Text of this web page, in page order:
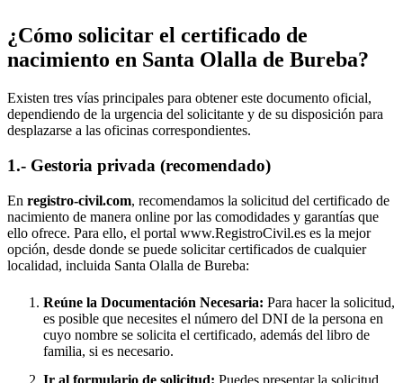
¿Cómo solicitar el certificado de
nacimiento en Santa Olalla de Bureba?
Existen tres vías principales para obtener este documento oficial,
dependiendo de la urgencia del solicitante y de su disposición para
desplazarse a las oficinas correspondientes.
1.- Gestoria privada (recomendado)
En registro-civil.com, recomendamos la solicitud del certificado de
nacimiento de manera online por las comodidades y garantías que
ello ofrece. Para ello, el portal www.RegistroCivil.es es la mejor
opción, desde donde se puede solicitar certificados de cualquier
localidad, incluida Santa Olalla de Bureba:
Reúne la Documentación Necesaria: Para hacer la solicitud,
es posible que necesites el número del DNI de la persona en
cuyo nombre se solicita el certificado, además del libro de
familia, si es necesario.
Ir al formulario de solicitud: Puedes presentar la solicitud